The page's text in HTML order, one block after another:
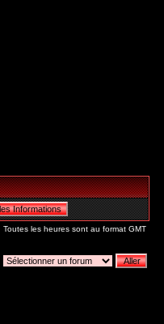
Toutes les heures sont au format GMT